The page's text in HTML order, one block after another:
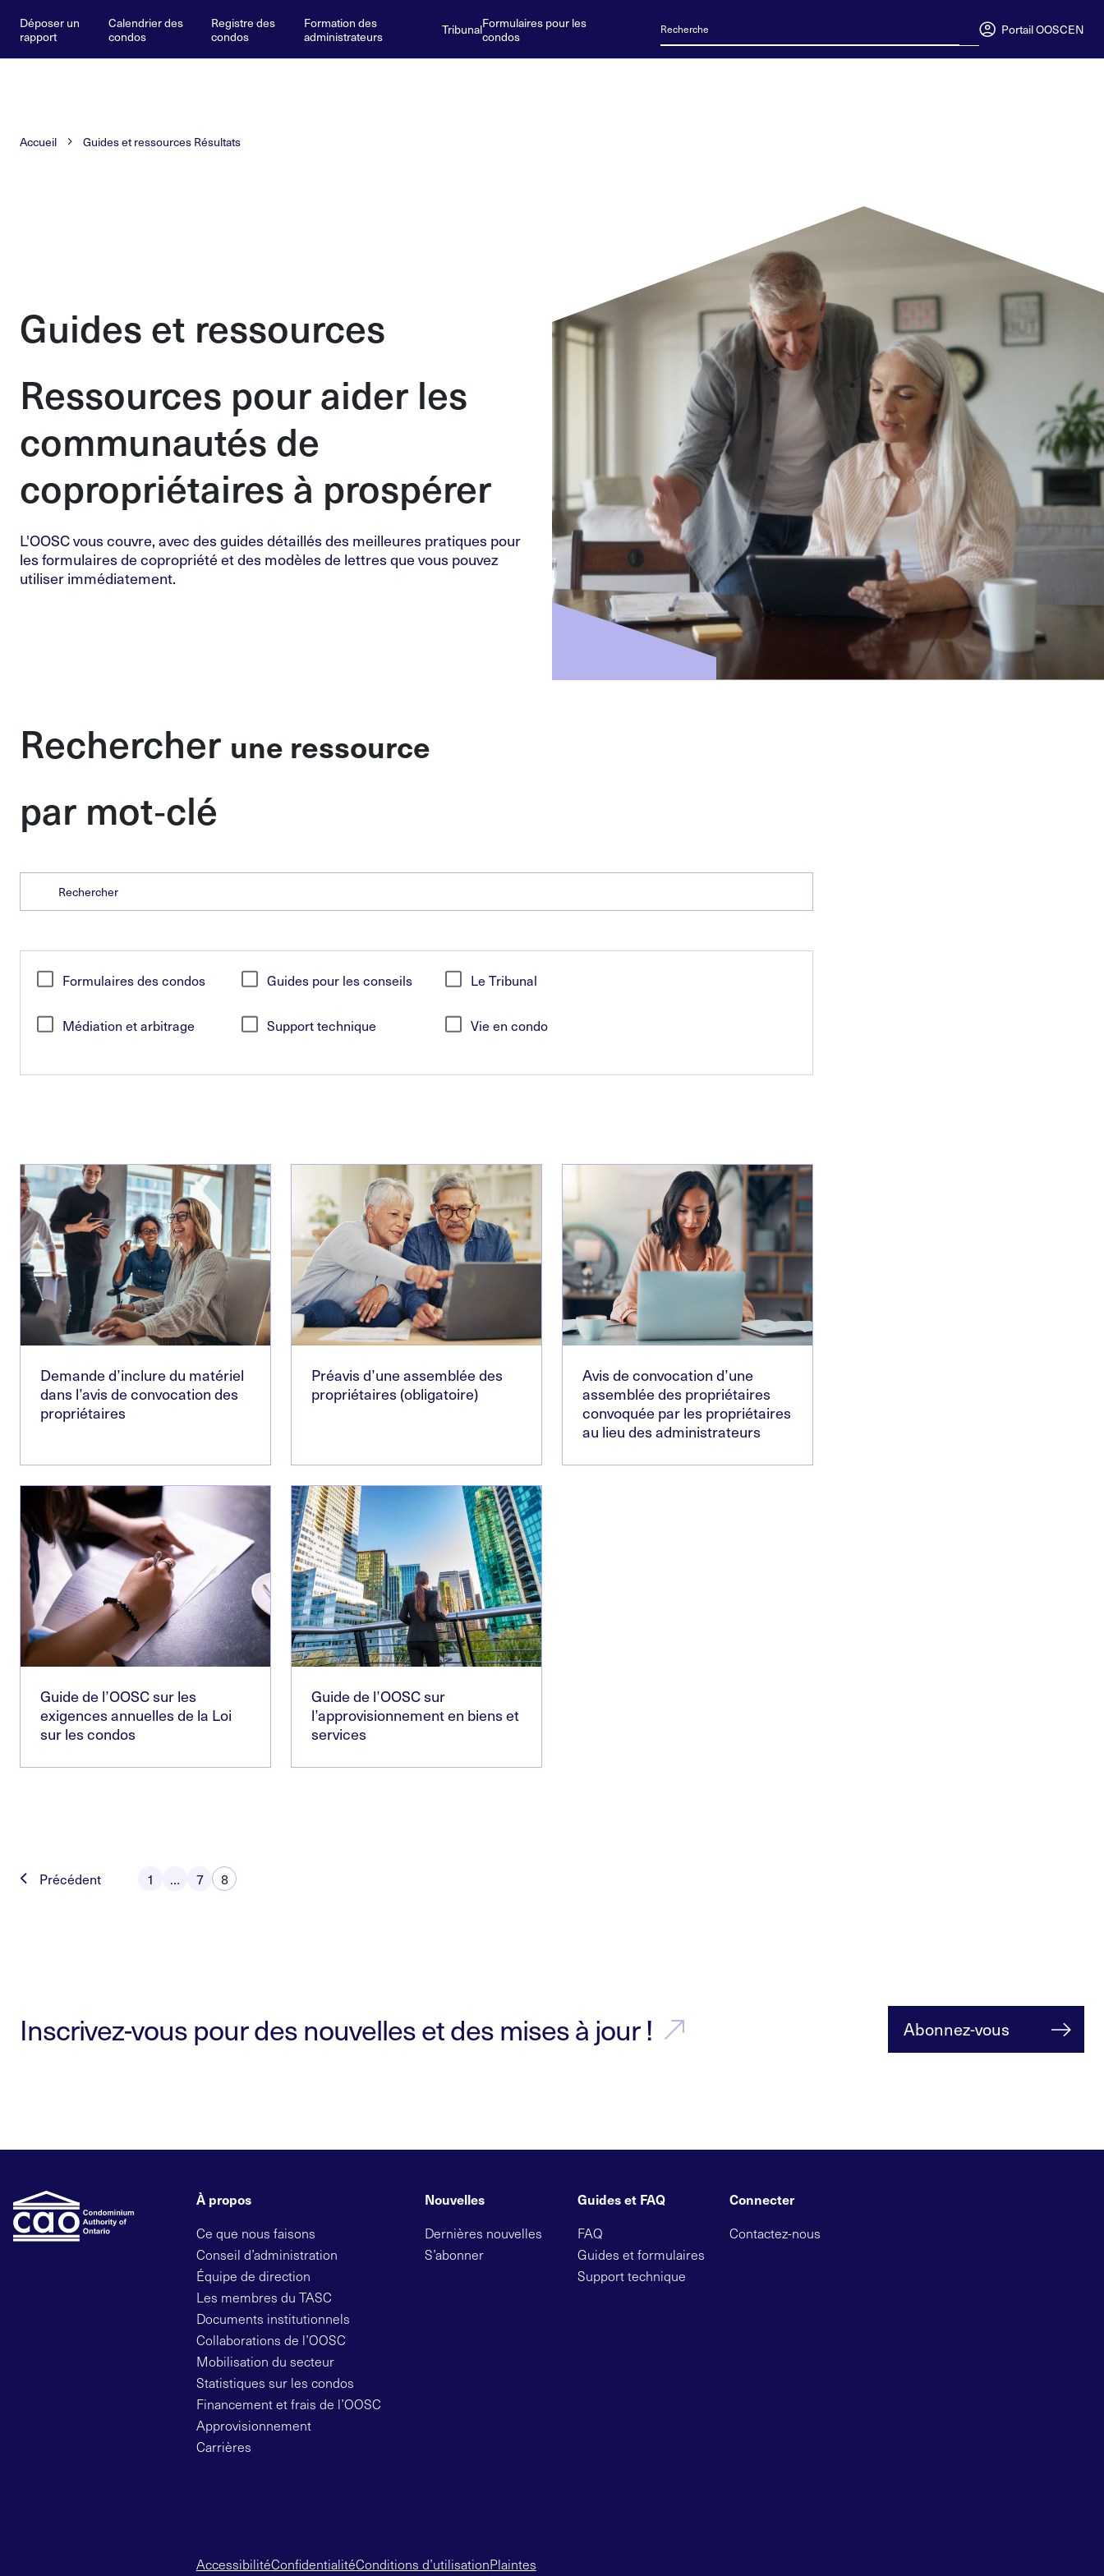
Déposer un
rapport
Calendrier des
condos
Registre des
condos
Formation des
administrateurs
TribunalFormulaires pour les
condos
Portail OOSCEN
Accueil Guides et ressources Résultats
Guides et ressources
Ressources pour aider les
communautés de
copropriétaires à prospérer
L'OOSC vous couvre, avec des guides détaillés des meilleures pratiques pour
les formulaires de copropriété et des modèles de lettres que vous pouvez
utiliser immédiatement.
Rechercher une ressource
par mot‑clé
Search
Formulaires des condos Guides pour les conseils Le Tribunal
Médiation et arbitrage Support technique Vie en condo
Demande d’inclure du matériel
dans l’avis de convocation des
propriétaires
Préavis d’une assemblée des
propriétaires (obligatoire)
Avis de convocation d’une
assemblée des propriétaires
convoquée par les propriétaires
au lieu des administrateurs
Guide de l’OOSC sur les
exigences annuelles de la Loi
sur les condos
Guide de l’OOSC sur
l’approvisionnement en biens et
services
Posts
Précédent 1 … 7 8
Inscrivez-vous pour des nouvelles et des mises à jour ! Abonnez-vous
À propos
Ce que nous faisons
Conseil d’administration
Équipe de direction
Les membres du TASC
Documents institutionnels
Collaborations de l’OOSC
Mobilisation du secteur
Statistiques sur les condos
Financement et frais de l’OOSC
Approvisionnement
Carrières
Nouvelles
Dernières nouvelles
S’abonner
Guides et FAQ
FAQ
Guides et formulaires
Support technique
Connecter
Contactez-nous
AccessibilitéConfidentialitéConditions d’utilisationPlaintes